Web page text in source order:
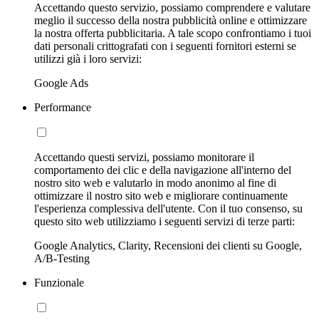
Accettando questo servizio, possiamo comprendere e valutare
meglio il successo della nostra pubblicità online e ottimizzare
la nostra offerta pubblicitaria. A tale scopo confrontiamo i tuoi
dati personali crittografati con i seguenti fornitori esterni se
utilizzi già i loro servizi:
Google Ads
Performance
Accettando questi servizi, possiamo monitorare il
comportamento dei clic e della navigazione all'interno del
nostro sito web e valutarlo in modo anonimo al fine di
ottimizzare il nostro sito web e migliorare continuamente
l'esperienza complessiva dell'utente. Con il tuo consenso, su
questo sito web utilizziamo i seguenti servizi di terze parti:
Google Analytics, Clarity, Recensioni dei clienti su Google,
A/B-Testing
Funzionale